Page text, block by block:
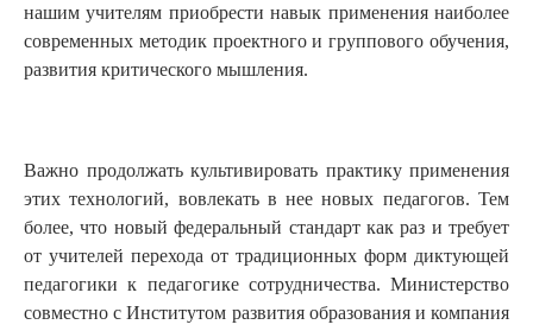
нашим учителям приобрести навык применения наиболее
современных методик проектного и группового обучения,
развития критического мышления.
Важно продолжать культивировать практику применения
этих технологий, вовлекать в нее новых педагогов. Тем
более, что новый федеральный стандарт как раз и требует
от учителей перехода от традиционных форм диктующей
педагогики к педагогике сотрудничества. Министерство
совместно с Институтом развития образования и компания